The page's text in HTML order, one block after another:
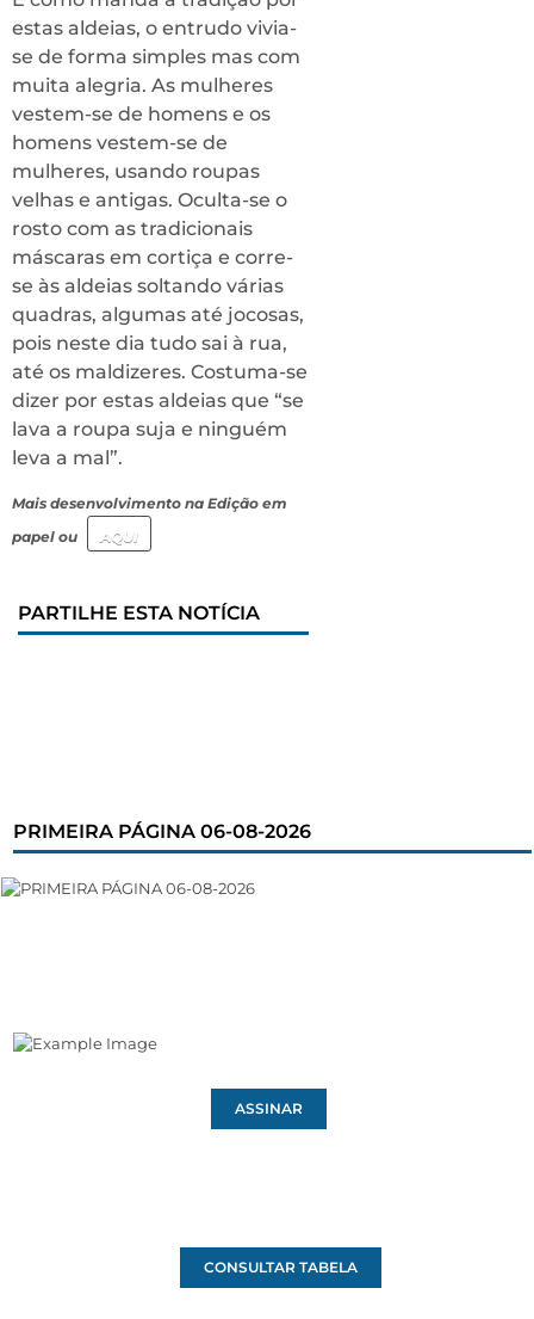
estas aldeias, o entrudo vivia-
se de forma simples mas com
muita alegria. As mulheres
vestem-se de homens e os
homens vestem-se de
mulheres, usando roupas
velhas e antigas. Oculta-se o
rosto com as tradicionais
máscaras em cortiça e corre-
se às aldeias soltando várias
quadras, algumas até jocosas,
pois neste dia tudo sai à rua,
até os maldizeres. Costuma-se
dizer por estas aldeias que “se
lava a roupa suja e ninguém
leva a mal”.
Mais desenvolvimento na Edição em
papel ou
AQUI
PARTILHE ESTA NOTÍCIA
PRIMEIRA PÁGINA 06-08-2026
ASSINAR
CONSULTAR TABELA